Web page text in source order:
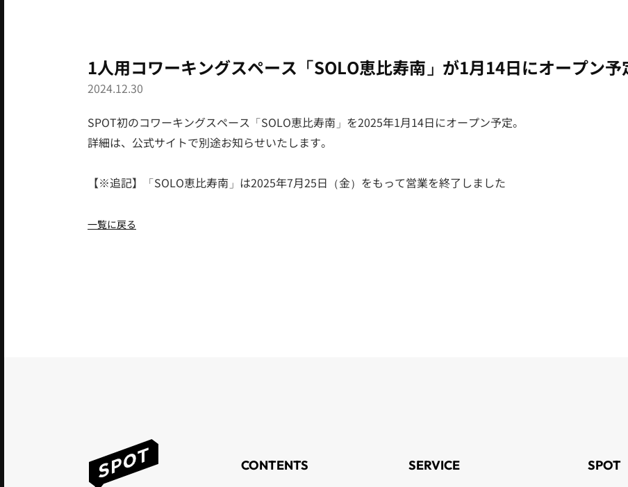
1人用コワーキングスペース「SOLO恵比寿南」が1月14日にオープン予
2024.12.30
SPOT初のコワーキングスペース「SOLO恵比寿南」を2025年1月14日にオープン予定。
詳細は、公式サイトで別途お知らせいたします。
【※追記】「SOLO恵比寿南」は2025年7月25日（金）をもって営業を終了しました
一覧に戻る
CONTENTS SERVICE SPOT